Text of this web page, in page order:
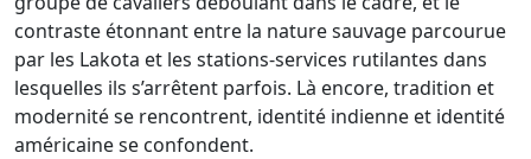
contraste étonnant entre la nature sauvage parcourue
par les Lakota et les stations-services rutilantes dans
lesquelles ils s’arrêtent parfois. Là encore, tradition et
modernité se rencontrent, identité indienne et identité
américaine se confondent.